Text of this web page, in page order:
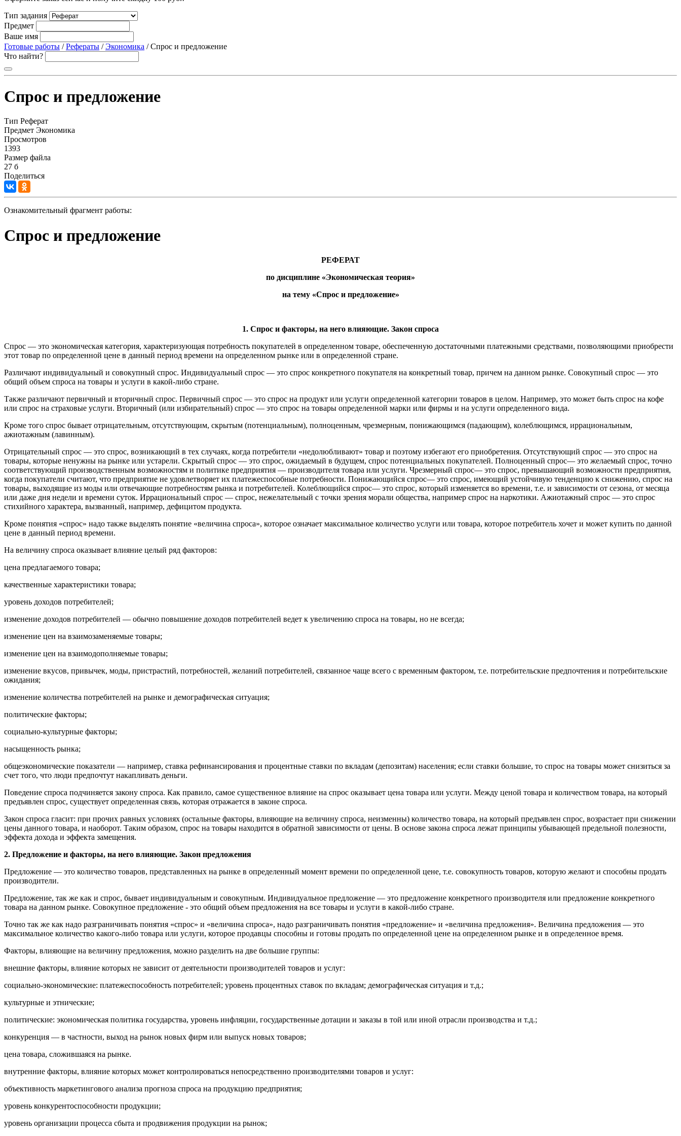
Тип задания
Предмет
Ваше имя
Готовые работы /Рефераты /Экономика / Спрос и предложение
Что найти?
Спрос и предложение
Тип Реферат
Предмет Экономика
Просмотров
1393
Размер файла
27 б
Поделиться
Ознакомительный фрагмент работы:
Спрос и предложение
РЕФЕРАТ
по дисциплине «Экономическая теория»
на тему «Спрос и предложение»
1. Спрос и факторы, на него влияющие. Закон спроса
Спрос — это экономическая категория, характеризующая потребность покупателей в определенном товаре, обеспеченную достаточными платежными средствами, позволяющими приобрести
этот товар по определенной цене в данный период времени на определенном рынке или в определенной стране.
Различают индивидуальный и совокупный спрос. Индивидуальный спрос — это спрос конкретного покупателя на конкретный товар, причем на данном рынке. Совокупный спрос — это
общий объем спроса на товары и услуги в какой-либо стране.
Также различают первичный и вторичный спрос. Первичный спрос — это спрос на продукт или услуги определенной категории товаров в целом. Например, это может быть спрос на кофе
или спрос на страховые услуги. Вторичный (или избирательный) спрос — это спрос на товары определенной марки или фирмы и на услуги определенного вида.
Кроме того спрос бывает отрицательным, отсутствующим, скрытым (потенциальным), полноценным, чрезмерным, понижающимся (падающим), колеблющимся, иррациональным,
ажиотажным (лавинным).
Отрицательный спрос — это спрос, возникающий в тех случаях, когда потребители «недолюбливают» товар и поэтому избегают его приобретения. Отсутствующий спрос — это спрос на
товары, которые ненужны на рынке или устарели. Скрытый спрос — это спрос, ожидаемый в будущем, спрос потенциальных покупателей. Полноценный спрос— это желаемый спрос, точно
соответствующий производственным возможностям и политике предприятия — производителя товара или услуги. Чрезмерный спрос— это спрос, превышающий возможности предприятия,
когда покупатели считают, что предприятие не удовлетворяет их платежеспособные потребности. Понижающийся спрос— это спрос, имеющий устойчивую тенденцию к снижению, спрос на
товары, выходящие из моды или отвечающие потребностям рынка и потребителей. Колеблющийся спрос— это спрос, который изменяется во времени, т.е. и зависимости от сезона, от месяца
или даже дня недели и времени суток. Иррациональный спрос — спрос, нежелательный с точки зрения морали общества, например спрос на наркотики. Ажиотажный спрос — это спрос
стихийного характера, вызванный, например, дефицитом продукта.
Кроме понятия «спрос» надо также выделять понятие «величина спроса», которое означает максимальное количество услуги или товара, которое потребитель хочет и может купить по данной
цене в данный период времени.
На величину спроса оказывает влияние целый ряд факторов:
цена предлагаемого товара;
качественные характеристики товара;
уровень доходов потребителей;
изменение доходов потребителей — обычно повышение доходов потребителей ведет к увеличению спроса на товары, но не всегда;
изменение цен на взаимозаменяемые товары;
изменение цен на взаимодополняемые товары;
изменение вкусов, привычек, моды, пристрастий, потребностей, желаний потребителей, связанное чаще всего с временным фактором, т.е. потребительские предпочтения и потребительские
ожидания;
изменение количества потребителей на рынке и демографическая ситуация;
политические факторы;
социально-культурные факторы;
насыщенность рынка;
общеэкономические показатели — например, ставка рефинансирования и процентные ставки по вкладам (депозитам) населения; если ставки большие, то спрос на товары может снизиться за
счет того, что люди предпочтут накапливать деньги.
Поведение спроса подчиняется закону спроса. Как правило, самое существенное влияние на спрос оказывает цена товара или услуги. Между ценой товара и количеством товара, на который
предъявлен спрос, существует определенная связь, которая отражается в законе спроса.
Закон спроса гласит: при прочих равных условиях (остальные факторы, влияющие на величину спроса, неизменны) количество товара, на который предъявлен спрос, возрастает при снижении
цены данного товара, и наоборот. Таким образом, спрос на товары находится в обратной зависимости от цены. В основе закона спроса лежат принципы убывающей предельной полезности,
эффекта дохода и эффекта замещения.
2. Предложение и факторы, на него влияющие. Закон предложения
Предложение — это количество товаров, представленных на рынке в определенный момент времени по определенной цене, т.е. совокупность товаров, которую желают и способны продать
производители.
Предложение, так же как и спрос, бывает индивидуальным и совокупным. Индивидуальное предложение — это предложение конкретного производителя или предложение конкретного
товара на данном рынке. Совокупное предложение - это общий объем предложения на все товары и услуги в какой-либо стране.
Точно так же как надо разграничивать понятия «спрос» и «величина спроса», надо разграничивать понятия «предложение» и «величина предложения». Величина предложения — это
максимальное количество какого-либо товара или услуги, которое продавцы способны и готовы продать по определенной цене на определенном рынке и в определенное время.
Факторы, влияющие на величину предложения, можно разделить на две большие группы:
внешние факторы, влияние которых не зависит от деятельности производителей товаров и услуг:
социально-экономические: платежеспособность потребителей; уровень процентных ставок по вкладам; демографическая ситуация и т.д.;
культурные и этнические;
политические: экономическая политика государства, уровень инфляции, государственные дотации и заказы в той или иной отрасли производства и т.д.;
конкуренция — в частности, выход на рынок новых фирм или выпуск новых товаров;
цена товара, сложившаяся на рынке.
внутренние факторы, влияние которых может контролироваться непосредственно производителями товаров и услуг:
объективность маркетингового анализа прогноза спроса на продукцию предприятия;
уровень конкурентоспособности продукции;
уровень организации процесса сбыта и продвижения продукции на рынок;